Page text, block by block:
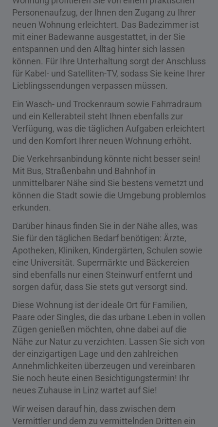
Personenaufzug, der Ihnen den Zugang zu Ihrer
neuen Wohnung erleichtert. Das Badezimmer ist
mit einer Badewanne ausgestattet, in der Sie
entspannen und den Alltag hinter sich lassen
können. Für Ihre Unterhaltung sorgt der Anschluss
für Kabel- und Satelliten-TV, sodass Sie keine Ihrer
Lieblingssendungen verpassen müssen.
Ein Wasch- und Trockenraum sowie Fahrradraum
und ein Kellerabteil steht Ihnen ebenfalls zur
Verfügung, was die täglichen Aufgaben erleichtert
und den Komfort Ihrer neuen Wohnung erhöht.
Die Verkehrsanbindung könnte nicht besser sein!
Mit Bus, Straßenbahn und Bahnhof in
unmittelbarer Nähe sind Sie bestens vernetzt und
können die Stadt sowie die Umgebung problemlos
erkunden.
Darüber hinaus finden Sie in der Nähe alles, was
Sie für den täglichen Bedarf benötigen: Ärzte,
Apotheken, Kliniken, Kindergärten, Schulen sowie
eine Universität. Supermärkte und Bäckereien
sind ebenfalls nur einen Steinwurf entfernt und
sorgen dafür, dass Sie stets gut versorgt sind.
Diese Wohnung ist der ideale Ort für Familien,
Paare oder Singles, die das urbane Leben in vollen
Zügen genießen möchten, ohne dabei auf die
Nähe zur Natur zu verzichten. Lassen Sie sich von
der einzigartigen Lage und den zahlreichen
Annehmlichkeiten überzeugen und vereinbaren
Sie noch heute einen Besichtigungstermin! Ihr
neues Zuhause in Linz wartet auf Sie!
Wir weisen darauf hin, dass zwischen dem
Vermittler und dem zu vermittelnden Dritten ein